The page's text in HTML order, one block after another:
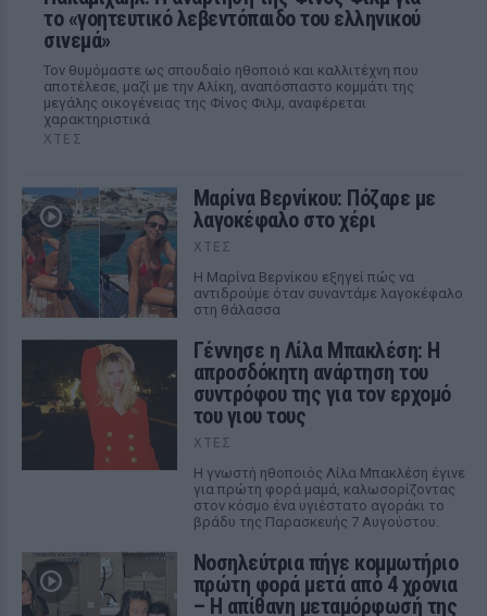
το «γοητευτικό λεβεντόπαιδο του ελληνικού
σινεμά»
Τον θυμόμαστε ως σπουδαίο ηθοποιό και καλλιτέχνη που
αποτέλεσε, μαζί με την Αλίκη, αναπόσπαστο κομμάτι της
μεγάλης οικογένειας της Φίνος Φιλμ, αναφέρεται
χαρακτηριστικά
ΧΤΕΣ
Μαρίνα Βερνίκου: Πόζαρε με
λαγοκέφαλο στο χέρι
ΧΤΕΣ
Η Μαρίνα Βερνίκου εξηγεί πώς να
αντιδρούμε όταν συναντάμε λαγοκέφαλο
στη θάλασσα
Γέννησε η Λίλα Μπακλέση: Η
απροσδόκητη ανάρτηση του
συντρόφου της για τον ερχομό
του γιου τους
ΧΤΕΣ
Η γνωστή ηθοποιός Λίλα Μπακλέση έγινε
για πρώτη φορά μαμά, καλωσορίζοντας
στον κόσμο ένα υγιέστατο αγοράκι το
βράδυ της Παρασκευής 7 Αυγούστου.
Νοσηλεύτρια πήγε κομμωτήριο
πρώτη φορά μετά από 4 χρόνια
– Η απίθανη μεταμόρφωσή της